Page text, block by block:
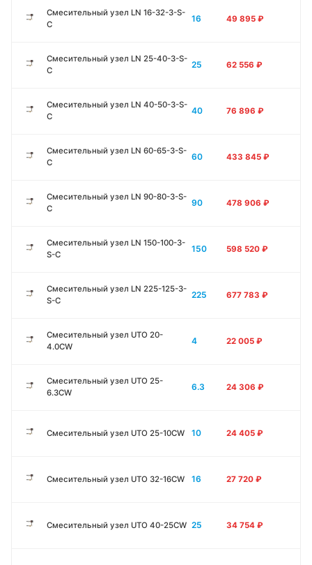
Смесительный узел LN 16-32-3-S-
C
16 49 895 ₽
Смесительный узел LN 25-40-3-S-
C
25 62 556 ₽
Смесительный узел LN 40-50-3-S-
C
40 76 896 ₽
Смесительный узел LN 60-65-3-S-
C
60 433 845 ₽
Смесительный узел LN 90-80-3-S-
C
90 478 906 ₽
Смесительный узел LN 150-100-3-
S-C
150 598 520 ₽
Смесительный узел LN 225-125-3-
S-C
225 677 783 ₽
Смесительный узел UTO 20-
4.0CW
4 22 005 ₽
Смесительный узел UTO 25-
6.3CW
6.3 24 306 ₽
Смесительный узел UTO 25-10CW 10 24 405 ₽
Смесительный узел UTO 32-16CW 16 27 720 ₽
Смесительный узел UTO 40-25CW 25 34 754 ₽